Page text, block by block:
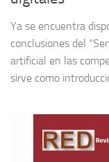
Ya se encuentra
conclusiones del
artificial en las
sirve como